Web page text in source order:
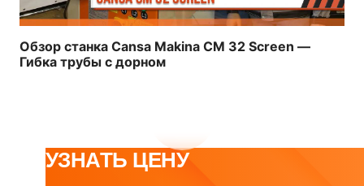
Обзор станка Cansa Makina CM 32 Screen —
Гибка трубы с дорном
УЗНАТЬ ЦЕНУ